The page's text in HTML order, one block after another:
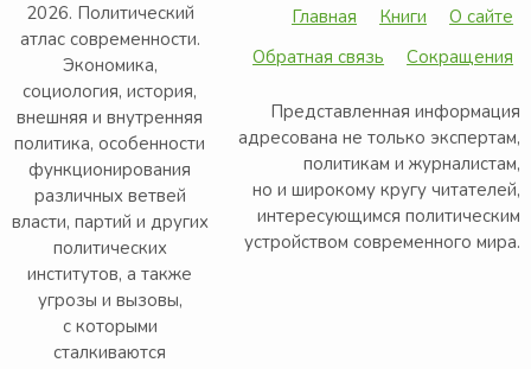
2026. Политический
атлас современности.
Экономика,
социология, история,
внешняя и внутренняя
политика, особенности
функционирования
различных ветвей
власти, партий и других
политических
институтов, а также
угрозы и вызовы,
с которыми
сталкиваются
Главная Книги
О сайте
Обратная связь
Сокращения
Представленная информация
адресована не только экспертам,
политикам и журналистам,
но и широкому кругу читателей,
интересующимся политическим
устройством современного мира.